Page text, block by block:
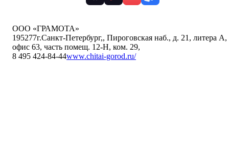
ООО «ГРАМОТА»
195277г.Санкт-Петербург,, Пироговская наб., д. 21, литера А,
офис 63, часть помещ. 12-Н, ком. 29,
8 495 424-84-44www.chitai-gorod.ru/